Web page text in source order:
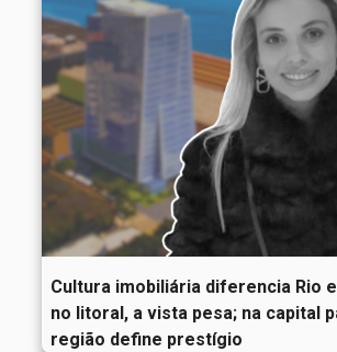
Cultura imobiliária diferencia Rio
no litoral, a vista pesa; na capital
região define prestígio